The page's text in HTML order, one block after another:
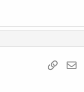
WhatsAppדואר אלקטרוני